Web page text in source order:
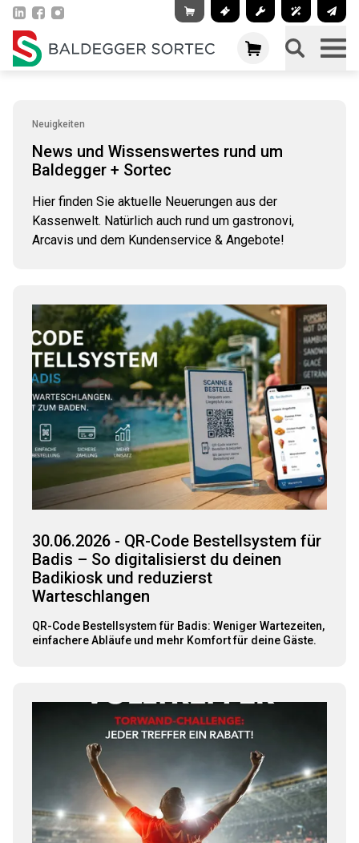
Neuigkeiten
News und Wissenswertes rund um
Baldegger + Sortec
Hier finden Sie aktuelle Neuerungen aus der
Kassenwelt. Natürlich auch rund um gastronovi,
Arcavis und dem Kundenservice & Angebote!
30.06.2026 - QR-Code Bestellsystem für
Badis – So digitalisierst du deinen
Badikiosk und reduzierst
Warteschlangen
QR-Code Bestellsystem für Badis: Weniger Wartezeiten,
einfachere Abläufe und mehr Komfort für deine Gäste.